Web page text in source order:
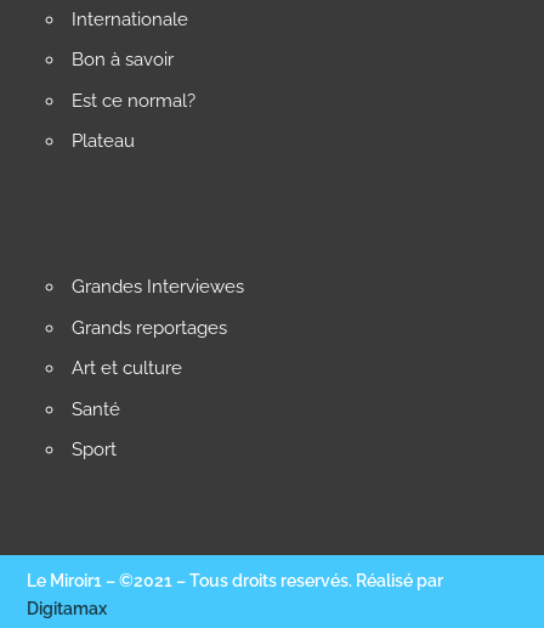
Internationale
Bon à savoir
Est ce normal?
Plateau
Grandes Interviewes
Grands reportages
Art et culture
Santé
Sport
Le Miroir1 – ©2021 – Tous droits reservés. Réalisé par
Digitamax